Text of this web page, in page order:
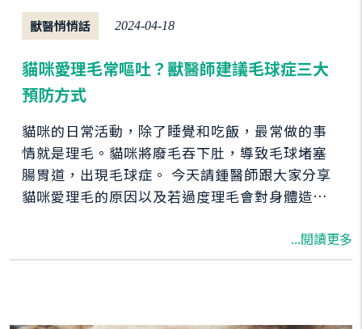
獸醫悄悄話 2024-04-18
貓咪愛理毛常嘔吐？獸醫師建議毛球症三大
預防方式
貓咪的日常活動，除了睡覺和吃飯，最常做的事
情就是理毛。貓咪將廢毛吞下肚，導致毛球堵塞
腸胃道，出現毛球症。 今天請鍾醫師跟大家分享
貓咪愛理毛的原因以及若過度理毛會對身體造成
...閱讀更多